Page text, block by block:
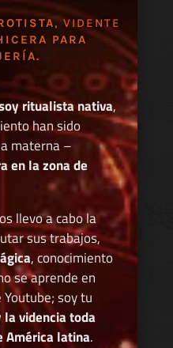
, VIDENTE
PARA
ritualista nativa,
han sido
materna –
en la zona de
llevo a cabo la
sus trabajos,
, conocimiento
se aprende en
soy tu
videncia toda
América latina.